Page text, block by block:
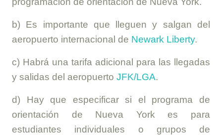
b) Es importante que lleguen y salgan del
aeropuerto internacional de Newark Liberty.
c) Habrá una tarifa adicional para las llegadas
y salidas del aeropuerto JFK/LGA.
d) Hay que especificar si el programa de
orientación de Nueva York es para
estudiantes individuales o grupos de